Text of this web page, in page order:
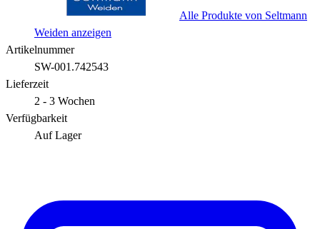
Alle Produkte von Seltmann
Weiden anzeigen
Artikelnummer
SW-001.742543
Lieferzeit
2 - 3 Wochen
Verfügbarkeit
Auf Lager